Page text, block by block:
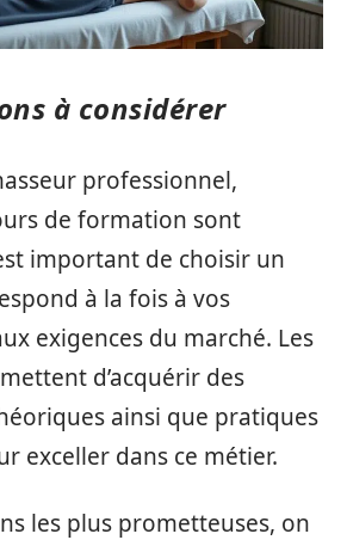
à considérer
professionnel,
de formation sont
important de choisir un
à la fois à vos
exigences du marché. Les
d’acquérir des
ainsi que pratiques
exceller dans ce métier.
les plus prometteuses, on